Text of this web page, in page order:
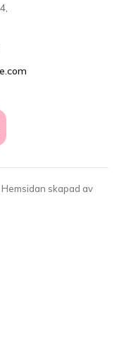
skapad av